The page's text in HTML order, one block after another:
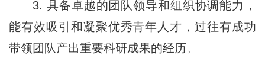
3. 具备卓越的团队领导和组织协调能力，
能有效吸引和凝聚优秀青年人才，过往有成功
带领团队产出重要科研成果的经历。